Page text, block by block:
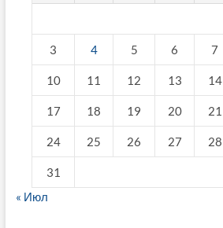
3 4 5 6 7
10 11 12 13 14
17 18 19 20 21
24 25 26 27 28
31
« Июл